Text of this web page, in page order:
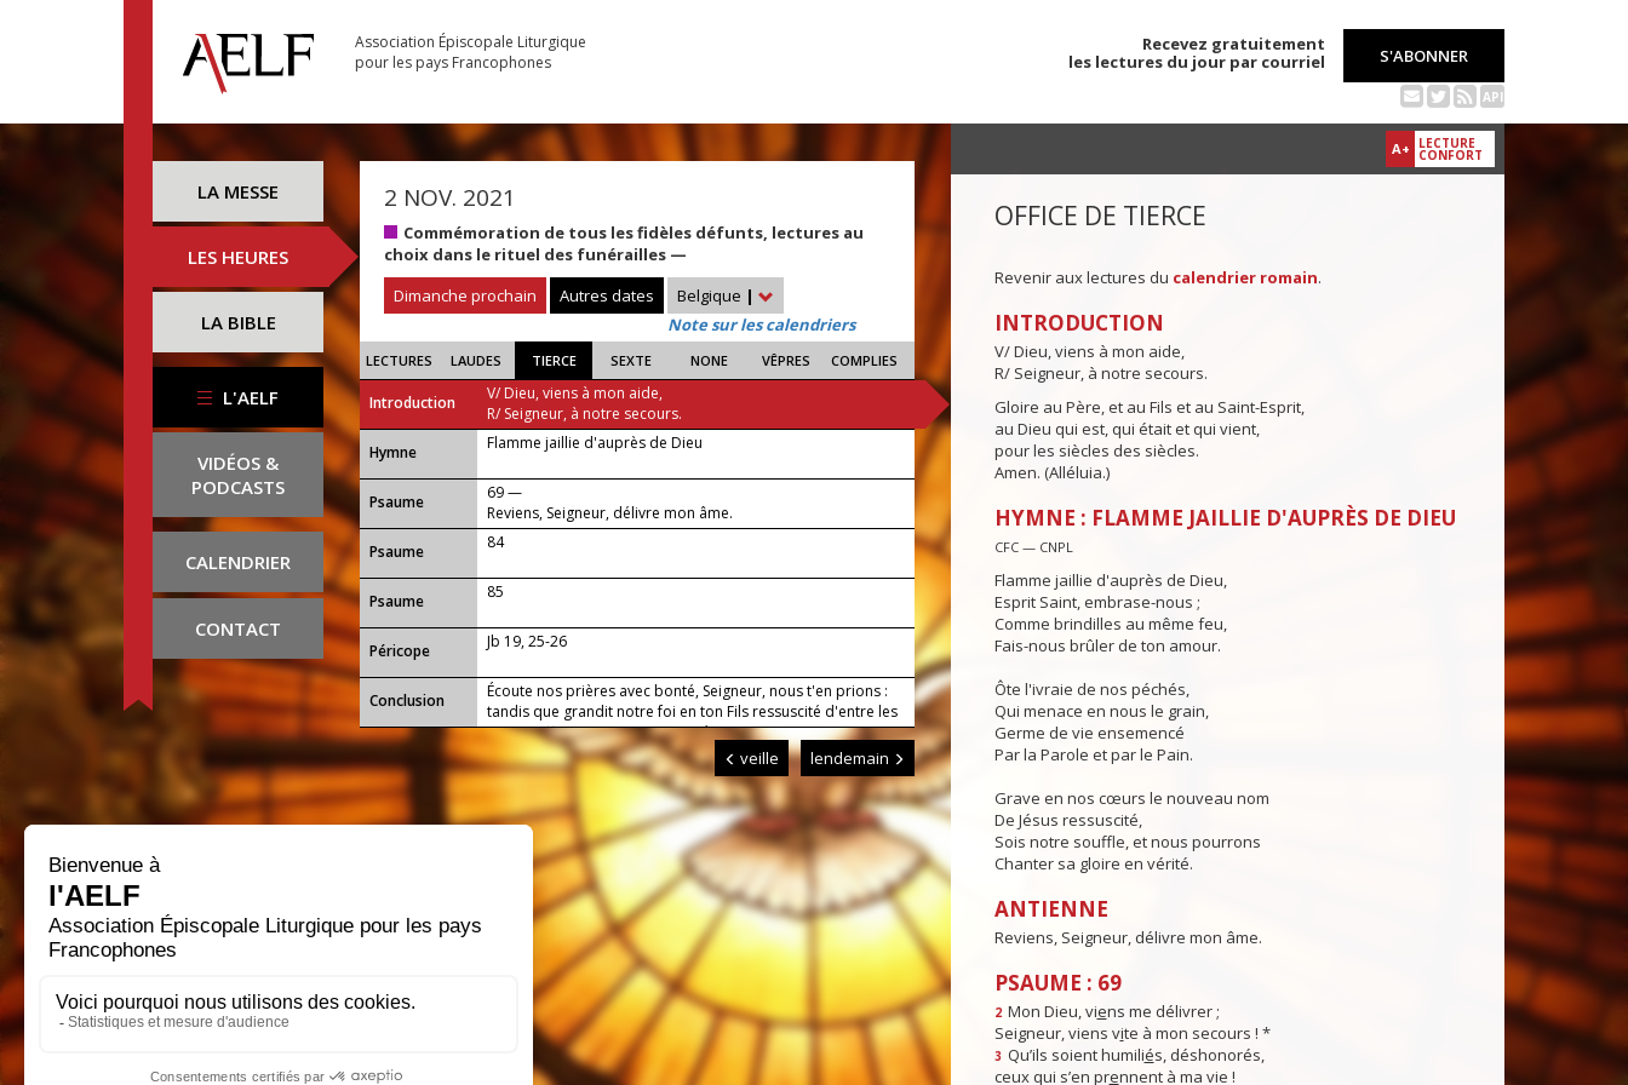
Association Épiscopale Liturgique
pour les pays Francophones
Recevez gratuitement
les lectures du jour par courriel
S'ABONNER
API
LA MESSE
LES HEURES
LA BIBLE
L'AELF
VIDÉOS &
PODCASTS
CALENDRIER
CONTACT
2 NOV. 2021
Commémoration de tous les fidèles défunts, lectures au
choix dans le rituel des funérailles —
Dimanche prochain
Autres dates Belgique |
Note sur les calendriers
LECTURES LAUDES TIERCE SEXTE NONE VÊPRES COMPLIES
Introduction
V/ Dieu, viens à mon aide,
R/ Seigneur, à notre secours.
...
Hymne Flamme jaillie d'auprès de Dieu
Psaume
69 —
Reviens, Seigneur, délivre mon âme.
Psaume
84
Psaume 85
Péricope Jb 19, 25-26
Conclusion
Écoute nos prières avec bonté, Seigneur, nous t'en prions :
tandis que grandit notre foi en ton Fils ressuscité d'entre les
morts, affermis aussi notre espérance, puisque nous
attendons la résurrection de ceux qui t'ont servi. Par Jésus-
Christ, ton Fils, notre Seigneur, qui vit et règne avec toi dans
l'unité du Saint-Esprit, Dieu, pour les siècles des siècles.
veille lendemain
A+ LECTURE
CONFORT
OFFICE DE TIERCE
Revenir aux lectures du calendrier romain.
INTRODUCTION
V/ Dieu, viens à mon aide,
R/ Seigneur, à notre secours.
Gloire au Père, et au Fils et au Saint-Esprit,
au Dieu qui est, qui était et qui vient,
pour les siècles des siècles.
Amen. (Alléluia.)
HYMNE : FLAMME JAILLIE D'AUPRÈS DE DIEU
CFC — CNPL
Flamme jaillie d'auprès de Dieu,
Esprit Saint, embrase-nous ;
Comme brindilles au même feu,
Fais-nous brûler de ton amour.
Ôte l'ivraie de nos péchés,
Qui menace en nous le grain,
Germe de vie ensemencé
Par la Parole et par le Pain.
Grave en nos cœurs le nouveau nom
De Jésus ressuscité,
Sois notre souffle, et nous pourrons
Chanter sa gloire en vérité.
ANTIENNE
Reviens, Seigneur, délivre mon âme.
PSAUME : 69
2 Mon Dieu, viens me délivrer ;
Seigneur, viens vite à mon secours ! *
3 Qu’ils soient humiliés, déshonorés,
ceux qui s’en prennent à ma vie !